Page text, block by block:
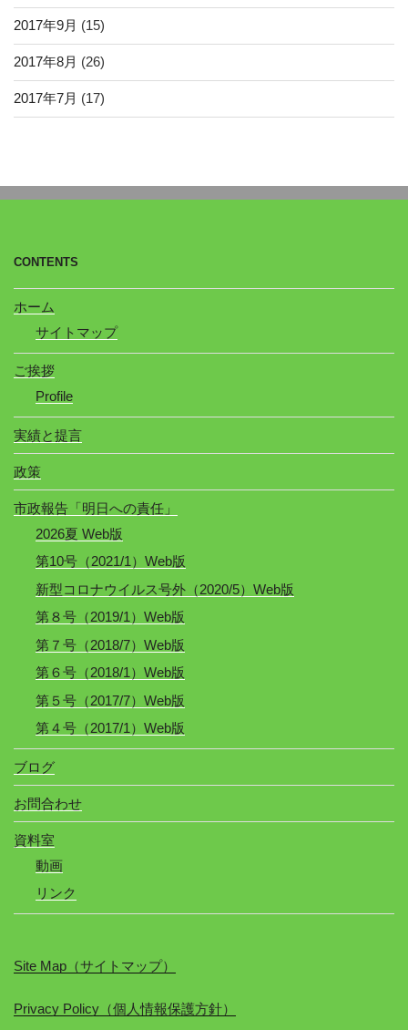
2017年9月 (15)
2017年8月 (26)
2017年7月 (17)
CONTENTS
ホーム
サイトマップ
ご挨拶
Profile
実績と提言
政策
市政報告「明日への責任」
2026夏 Web版
第10号（2021/1）Web版
新型コロナウイルス号外（2020/5）Web版
第８号（2019/1）Web版
第７号（2018/7）Web版
第６号（2018/1）Web版
第５号（2017/7）Web版
第４号（2017/1）Web版
ブログ
お問合わせ
資料室
動画
リンク
Site Map（サイトマップ）
Privacy Policy（個人情報保護方針）